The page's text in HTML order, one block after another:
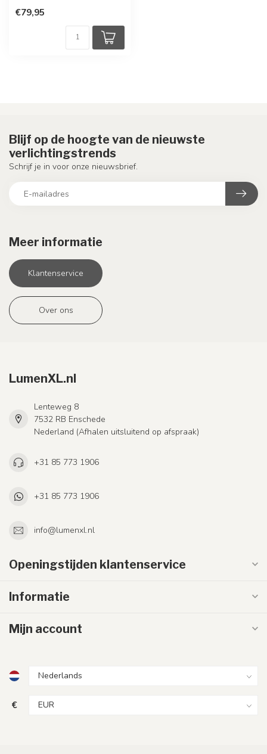
€79,95
Meer informatie
Klantenservice
Over ons
Blijf op de hoogte van de nieuwste
verlichtingstrends
Schrijf je in voor onze nieuwsbrief.
LumenXL.nl
Lenteweg 8
7532 RB Enschede
Nederland (Afhalen uitsluitend op afspraak)
+31 85 773 1906
+31 85 773 1906
info@lumenxl.nl
Openingstijden klantenservice
Informatie
Mijn account
€